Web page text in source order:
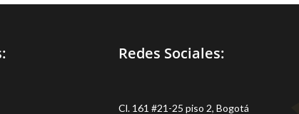
Redes Sociales:
Cl. 161 #21-25 piso 2, Bogotá